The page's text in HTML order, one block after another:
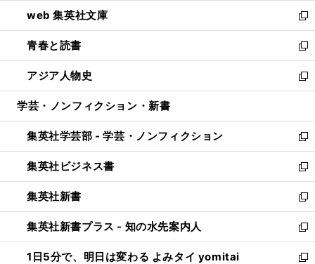
ド
ウ
で
開
く
ィ
ン
ド
ウ
で
開
し
い
ウ
ィ
ン
ド
ウ
開
く
web 集英社文庫
新
し
い
ウ
ィ
ン
ウ
で
開
く
青春と読書
新
し
い
ウ
ン
ド
ウ
で
開
く
アジア人物史
新
し
ウ
ィ
ン
ド
ウ
で
開
く
学芸・ノンフィクション・新書
集英社学芸部 - 学芸・ノンフィクション
新
し
い
ウ
ィ
ン
ド
ウ
で
集英社ビジネス書
新
し
い
ウ
ィ
ン
ド
集英社新書
新
し
い
ウ
ィ
集英社新書プラス - 知の水先案内人
新
し
い
1日5分で、明日は変わる よみタイ yomitai
新